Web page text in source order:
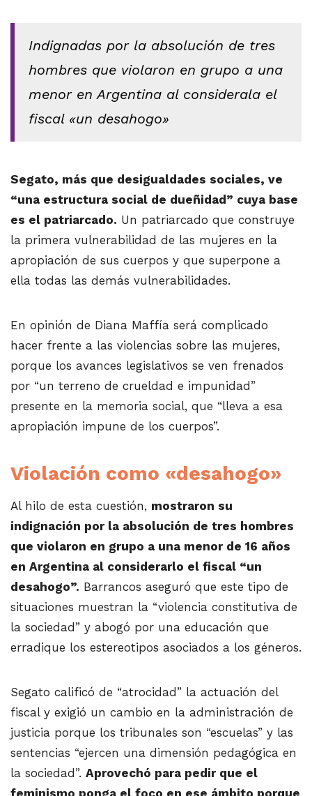
Indignadas por la absolución de tres
hombres que violaron en grupo a una
menor en Argentina al considerala el
fiscal «un desahogo»
Segato, más que desigualdades sociales, ve
“una estructura social de dueñidad” cuya base
es el patriarcado. Un patriarcado que construye
la primera vulnerabilidad de las mujeres en la
apropiación de sus cuerpos y que superpone a
ella todas las demás vulnerabilidades.
En opinión de Diana Maffía será complicado
hacer frente a las violencias sobre las mujeres,
porque los avances legislativos se ven frenados
por “un terreno de crueldad e impunidad”
presente en la memoria social, que “lleva a esa
apropiación impune de los cuerpos”.
Violación como «desahogo»
Al hilo de esta cuestión, mostraron su
indignación por la absolución de tres hombres
que violaron en grupo a una menor de 16 años
en Argentina al considerarlo el fiscal “un
desahogo”. Barrancos aseguró que este tipo de
situaciones muestran la “violencia constitutiva de
la sociedad” y abogó por una educación que
erradique los estereotipos asociados a los géneros.
Segato calificó de “atrocidad” la actuación del
fiscal y exigió un cambio en la administración de
justicia porque los tribunales son “escuelas” y las
sentencias “ejercen una dimensión pedagógica en
la sociedad”. Aprovechó para pedir que el
feminismo ponga el foco en ese ámbito porque